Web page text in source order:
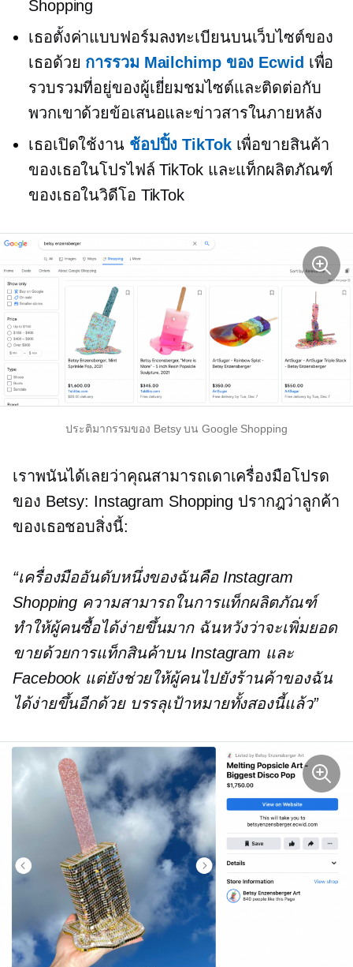
Shopping
เธอตั้งค่าแบบฟอร์มลงทะเบียนบนเว็บไซต์ของ
เธอด้วย การรวม Mailchimp ของ Ecwid เพื่อ
รวบรวมที่อยู่ของผู้เยี่ยมชมไซต์และติดต่อกับ
พวกเขาด้วยข้อเสนอและข่าวสารในภายหลัง
เธอเปิดใช้งาน ช้อปปิ้ง TikTokเพื่อขายสินค้า
ของเธอในโปรไฟล์ TikTok และแท็กผลิตภัณฑ์
ของเธอในวิดีโอ TikTok
ประติมากรรมของ Betsy บน Google Shopping
เราพนันได้เลยว่าคุณสามารถเดาเครื่องมือโปรด
ของ Betsy: Instagram Shopping ปรากฎว่าลูกค้า
ของเธอชอบสิ่งนี้:
“เครื่องมืออันดับหนึ่งของฉันคือ Instagram
Shopping ความสามารถในการแท็กผลิตภัณฑ์
ทำให้ผู้คนซื้อได้ง่ายขึ้นมาก ฉันหวังว่าจะเพิ่มยอด
ขายด้วยการแท็กสินค้าบน Instagram และ
Facebook แต่ยังช่วยให้ผู้คนไปยังร้านค้าของฉัน
ได้ง่ายขึ้นอีกด้วย บรรลุเป้าหมายทั้งสองนี้แล้ว”